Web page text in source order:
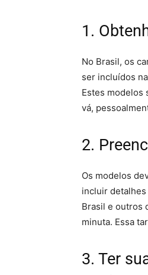
1.
No Brasil, os
ser incluídos
Estes modelos
vá,
2.
Os modelos
incluir
Brasil e outros
minuta. Essa
3. Ter